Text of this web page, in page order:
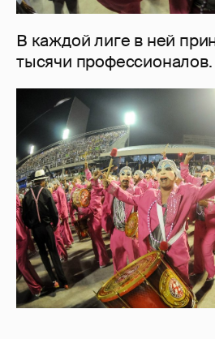
В каждой лиге в ней
тысячи профессионалов.